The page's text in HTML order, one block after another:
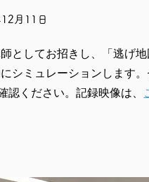
月11日
としてお招きし、「逃げ
シミュレーションします
認ください。記録映像は、